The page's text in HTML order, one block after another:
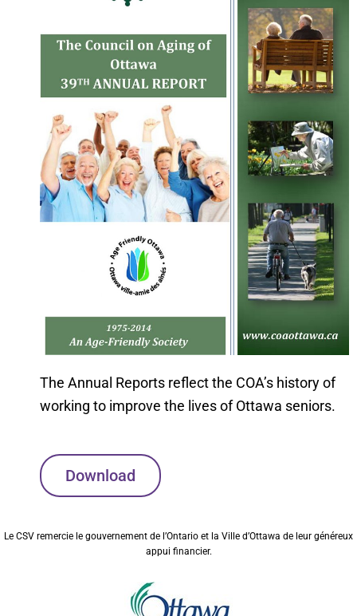
The Annual Reports reflect the COA’s history of
working to improve the lives of Ottawa seniors.
Download
Le CSV remercie le gouvernement de l’Ontario et la Ville d’Ottawa de leur généreux
appui financier.